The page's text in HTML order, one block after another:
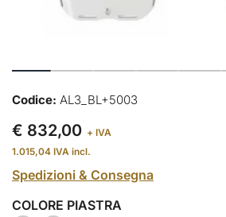
Codice: AL3_BL+5003
€ 832,00 + IVA
1.015,04 IVA incl.
Spedizioni & Consegna
COLORE PIASTRA